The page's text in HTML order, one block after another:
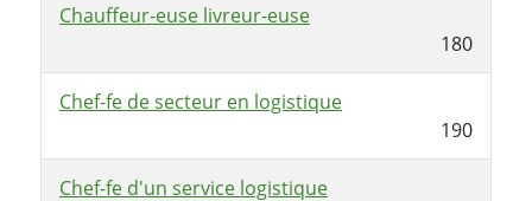
Chauffeur-euse livreur-euse
180
Chef-fe de secteur en logistique
190
Chef-fe d'un service logistique